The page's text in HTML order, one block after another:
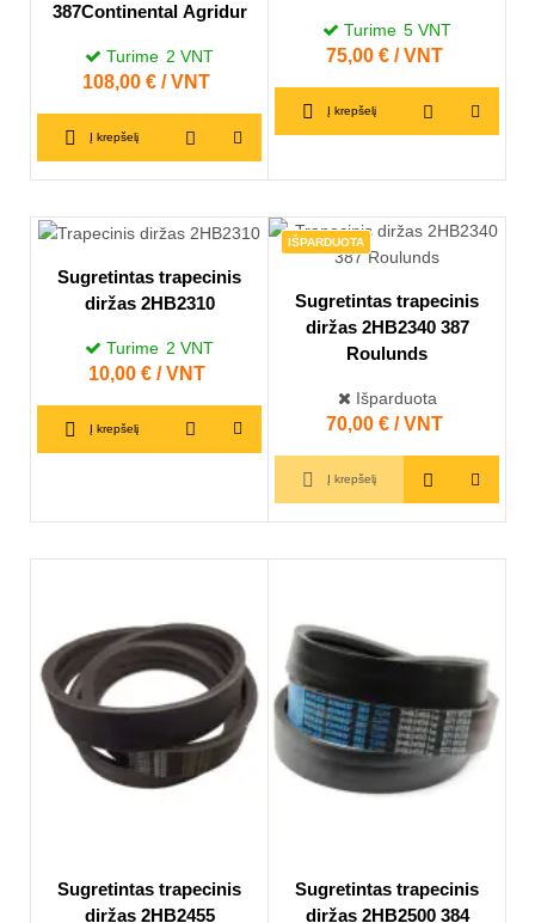
387Continental Agridur
Turime 2 VNT
Kaina
108,00 € / VNT
Į krepšelį
Turime 5 VNT
Kaina
75,00 € / VNT
Į krepšelį
Sugretintas trapecinis
diržas 2HB2310
Turime 2 VNT
Kaina
10,00 € / VNT
Į krepšelį
IŠPARDUOTA
Sugretintas trapecinis
diržas 2HB2340 387
Roulunds
Išparduota
Kaina
70,00 € / VNT
Į krepšelį
Sugretintas trapecinis
diržas 2HB2455
Sugretintas trapecinis
diržas 2HB2500 384